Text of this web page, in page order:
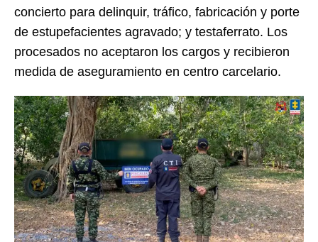
concierto para delinquir, tráfico, fabricación y porte
de estupefacientes agravado; y testaferrato. Los
procesados no aceptaron los cargos y recibieron
medida de aseguramiento en centro carcelario.